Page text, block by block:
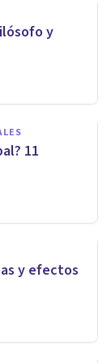
y
11
y efectos